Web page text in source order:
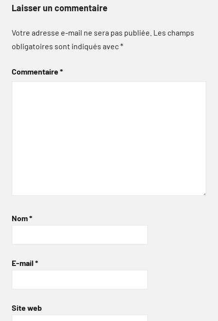
Laisser un commentaire
Votre adresse e-mail ne sera pas publiée. Les champs
obligatoires sont indiqués avec*
Commentaire*
Nom*
E-mail *
Site web